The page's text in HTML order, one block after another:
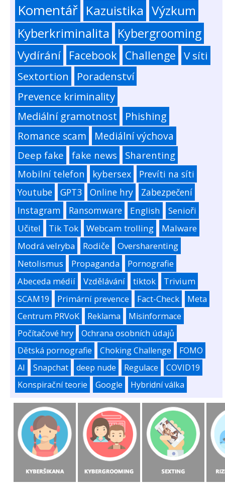
Komentář Kazuistika Výzkum
Kyberkriminalita Kybergrooming
Vydírání Facebook Challenge
V síti
Sextortion
Poradenství
Prevence kriminality
Mediální gramotnost
Phishing
Romance scam
Mediální výchova
Deep fake fake news Sharenting
Mobilní telefon kybersex
Prevíti na síti
Youtube
GPT3 Online hry
Zabezpečení
Instagram
Ransomware English
Senioři
Učitel
Tik Tok Webcam trolling
Malware
Modrá velryba
Rodiče
Oversharenting
Netolismus
Propaganda
Pornografie
Abeceda médií
Vzdělávání tiktok
Trivium
SCAM19
Primární prevence Fact-Check
Meta
Centrum PRVoK
Reklama
Misinformace
Počítačové hry
Ochrana osobních údajů
Dětská pornografie
Choking Challenge
FOMO
AI
Snapchat deep nude Regulace
COVID19
Konspirační teorie
Google Hybridní válka